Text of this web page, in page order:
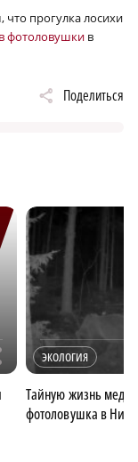
прогулка лосихи
фотоловушки в
Поделиться
ЭКОЛОГИЯ
Тайную жизнь
фотоловушка в